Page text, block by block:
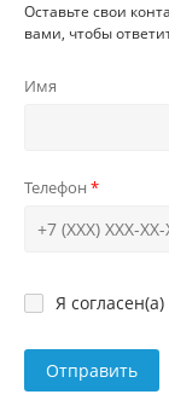
Оставьте свои
вами, чтобы
Имя
Телефон
Я согласен(а)
Отправить